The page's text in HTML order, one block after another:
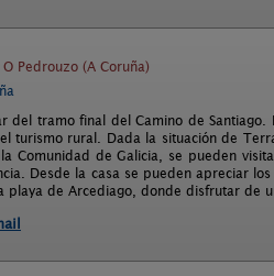
Pedrouzo (A Coruña)
tramo final del Camino de Santiago.
turismo rural. Dada la situación de
Comunidad de Galicia, se pueden
Desde la casa se pueden apreciar
playa de Arcediago, donde disfrutar de